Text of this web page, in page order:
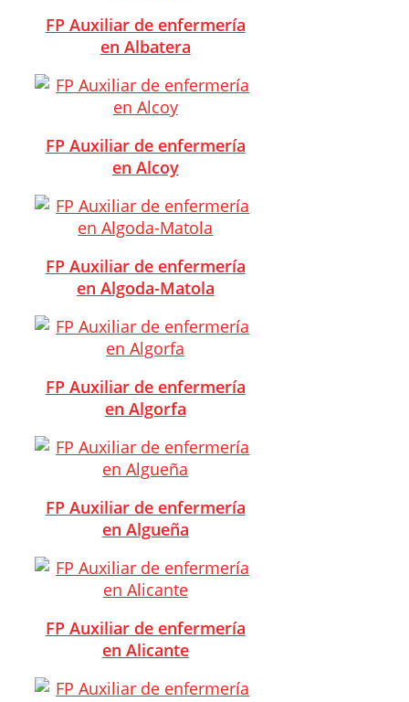
FP Auxiliar de enfermería
en Albatera
FP Auxiliar de enfermería
en Alcoy
FP Auxiliar de enfermería
en Algoda-Matola
FP Auxiliar de enfermería
en Algorfa
FP Auxiliar de enfermería
en Algueña
FP Auxiliar de enfermería
en Alicante